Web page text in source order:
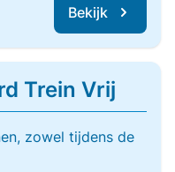
Bekijk
Trein Vrij
zowel tijdens de